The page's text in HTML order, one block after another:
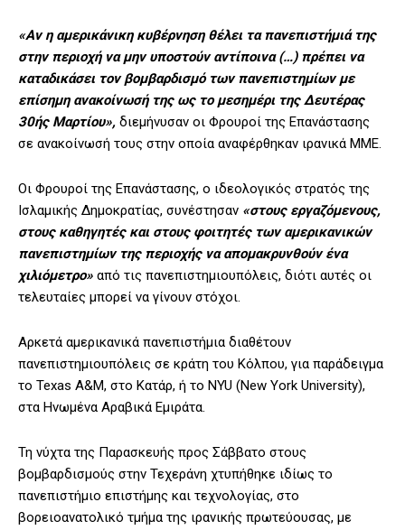
«Αν η αμερικάνικη κυβέρνηση θέλει τα πανεπιστήμιά της
στην περιοχή να μην υποστούν αντίποινα (…) πρέπει να
καταδικάσει τον βομβαρδισμό των πανεπιστημίων με
επίσημη ανακοίνωσή της ως το μεσημέρι της Δευτέρας
30ής Μαρτίου», διεμήνυσαν οι Φρουροί της Επανάστασης
σε ανακοίνωσή τους στην οποία αναφέρθηκαν ιρανικά ΜΜΕ.
Οι Φρουροί της Επανάστασης, ο ιδεολογικός στρατός της
Ισλαμικής Δημοκρατίας, συνέστησαν «στους εργαζόμενους,
στους καθηγητές και στους φοιτητές των αμερικανικών
πανεπιστημίων της περιοχής να απομακρυνθούν ένα
χιλιόμετρο» από τις πανεπιστημιουπόλεις, διότι αυτές οι
τελευταίες μπορεί να γίνουν στόχοι.
Αρκετά αμερικανικά πανεπιστήμια διαθέτουν
πανεπιστημιουπόλεις σε κράτη του Κόλπου, για παράδειγμα
το Texas A&M, στο Κατάρ, ή το NYU (New York University),
στα Ηνωμένα Αραβικά Εμιράτα.
Τη νύχτα της Παρασκευής προς Σάββατο στους
βομβαρδισμούς στην Τεχεράνη χτυπήθηκε ιδίως το
πανεπιστήμιο επιστήμης και τεχνολογίας, στο
βορειοανατολικό τμήμα της ιρανικής πρωτεύουσας, με